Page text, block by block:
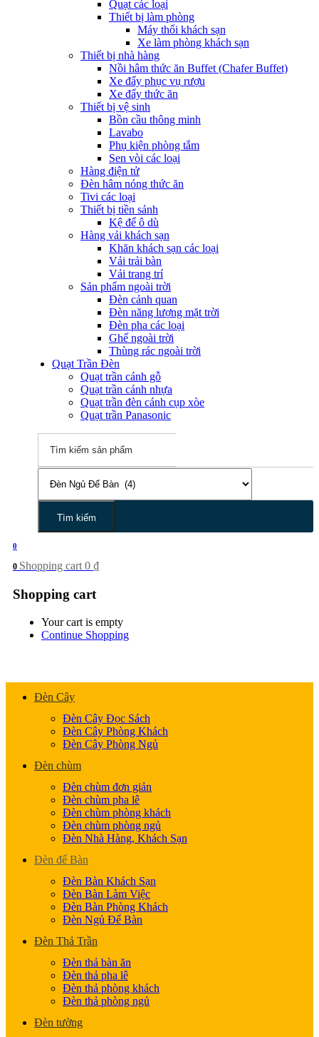
Quạt các loại
Thiết bị làm phòng
Máy thổi khách sạn
Xe làm phòng khách sạn
Thiết bị nhà hàng
Nồi hâm thức ăn Buffet (Chafer Buffet)
Xe đẩy phục vụ rượu
Xe đẩy thức ăn
Thiết bị vệ sinh
Bồn cầu thông minh
Lavabo
Phụ kiện phòng tắm
Sen vòi các loại
Hàng điện tử
Đèn hâm nóng thức ăn
Tivi các loại
Thiết bị tiền sảnh
Kệ để ô dù
Hàng vải khách sạn
Khăn khách sạn các loại
Vải trải bàn
Vải trang trí
Sản phẩm ngoài trời
Đèn cảnh quan
Đèn năng lượng mặt trời
Đèn pha các loại
Ghế ngoài trời
Thùng rác ngoài trời
Quạt Trần Đèn
Quạt trần cánh gỗ
Quạt trần cánh nhựa
Quạt trần đèn cánh cụp xòe
Quạt trần Panasonic
Tìm kiếm
0
0 Shopping cart 0 ₫
Shopping cart
Your cart is empty
Continue Shopping
Đèn Cây
Đèn Cây Đọc Sách
Đèn Cây Phòng Khách
Đèn Cây Phòng Ngủ
Đèn chùm
Đèn chùm đơn giản
Đèn chùm pha lê
Đèn chùm phòng khách
Đèn chùm phòng ngủ
Đèn Nhà Hàng, Khách Sạn
Đèn để Bàn
Đèn Bàn Khách Sạn
Đèn Bàn Làm Việc
Đèn Bàn Phòng Khách
Đèn Ngủ Để Bàn
Đèn Thả Trần
Đèn thả bàn ăn
Đèn thả pha lê
Đèn thả phòng khách
Đèn thả phòng ngủ
Đèn tường